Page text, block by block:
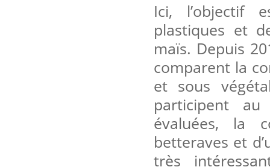
Ici, l’objectif
plastiques et
maïs. Depuis
comparent la
et sous
participent
évaluées, la
betteraves et
très